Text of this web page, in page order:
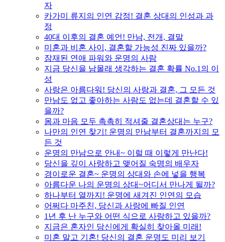
자
카가미 류지의 인연 감정! 결혼 상대의 인성과 과
정
40대 이후의 결혼 예언! 만남, 전개, 결말
미혼과 비혼 사이, 결혼할 가능성 진짜 있을까?
잠재된 연애 파워와 운명의 사람
지금 당신을 남몰래 생각하는 결혼 확률 No.1의 이
성
사랑은 아름다워! 당신의 사랑과 결혼, 그 모든 것
만남도 없고 좋아하는 사람도 없는데 결혼할 수 있
을까?
몸과 마음 모두 촉촉히 적셔줄 결혼상대는 누구?
나만의 인연 찾기! 운명의 만남부터 결혼까지의 모
든 것
운명의 만남으로 안내~ 이럴 때 이렇게 만난다!
당신을 깊이 사랑하고 맺어질 숙명의 배우자
경이로운 결혼~ 운명의 상대와 손에 넣을 행복
아름다운 나의 운명의 상대~어디서 만나게 될까?
하나부터 열까지! 운명에 새겨진 인연의 모습
어쩌다 마주친, 당신과 사랑에 빠질 인연
1년 후 난 누구와 어떤 식으로 사랑하고 있을까?
지금은 혼자인 당신에게 확실히 찾아올 미래!
미혼 말고 기혼! 당신의 결혼 운명도 미리 보기